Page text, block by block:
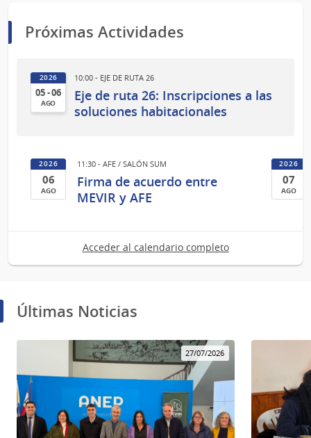
Próximas Actividades
2026
05 - 06
AGO
de
Ago
del
10:00 - EJE DE RUTA 26
Eje de ruta 26: Inscripciones a las
soluciones habitacionales
2026
06
AGO
11:30 - AFE / SALÓN SUM
Firma de acuerdo entre
MEVIR y AFE
2026
07
AGO
Acceder al calendario completo
Últimas Noticias
27/07/2026